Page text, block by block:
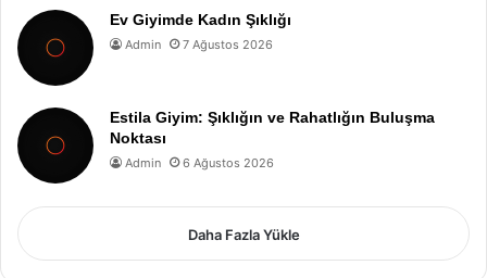
Ev Giyimde Kadın Şıklığı
Admin 7 Ağustos 2026
Estila Giyim: Şıklığın ve Rahatlığın Buluşma
Noktası
Admin 6 Ağustos 2026
Daha Fazla Yükle